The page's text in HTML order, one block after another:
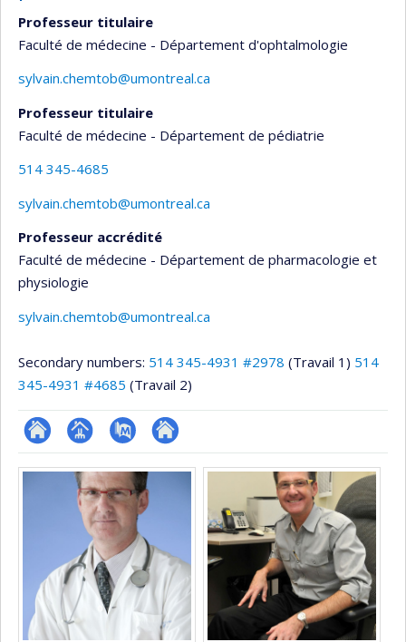
Professeur titulaire
Faculté de médecine - Département d'ophtalmologie
sylvain.chemtob@umontreal.ca
Professeur titulaire
Faculté de médecine - Département de pédiatrie
514 345-4685
sylvain.chemtob@umontreal.ca
Professeur accrédité
Faculté de médecine - Département de pharmacologie et
physiologie
sylvain.chemtob@umontreal.ca
Secondary numbers: 514 345-4931 #2978 (Travail 1) 514
345-4931 #4685 (Travail 2)
ResearchGate
Page
professionnelle
(faculté,département,école)
PubMedAutre
site
Media